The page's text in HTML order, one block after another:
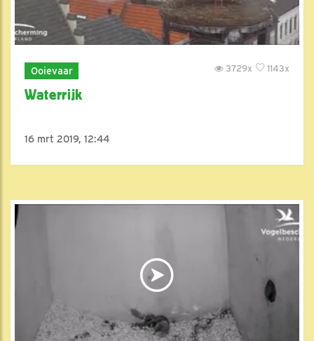
Ooievaar 1143x
3729x
Waterrijk
16 mrt 2019, 12:44